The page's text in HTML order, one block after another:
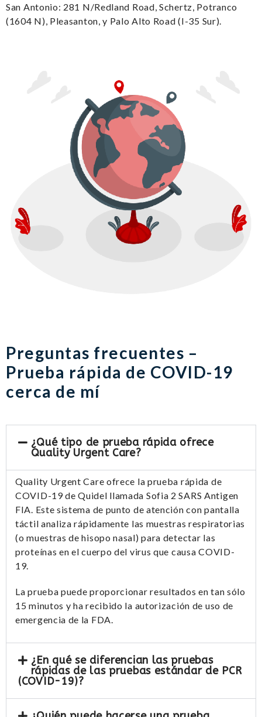
San Antonio: 281 N/Redland Road, Schertz, Potranco
(1604 N), Pleasanton, y Palo Alto Road (I-35 Sur).
Preguntas frecuentes –
Prueba rápida de COVID-19
cerca de mí
¿Qué tipo de prueba rápida ofrece
Quality Urgent Care?
Quality Urgent Care ofrece la prueba rápida de
COVID-19 de Quidel llamada Sofia 2 SARS Antigen
FIA. Este sistema de punto de atención con pantalla
táctil analiza rápidamente las muestras respiratorias
(o muestras de hisopo nasal) para detectar las
proteínas en el cuerpo del virus que causa COVID-
19.
La prueba puede proporcionar resultados en tan sólo
15 minutos y ha recibido la autorización de uso de
emergencia de la FDA.
¿En qué se diferencian las pruebas
rápidas de las pruebas estándar de PCR
(COVID-19)?